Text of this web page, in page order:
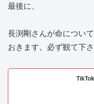
最後に、
長渕剛さんが命につい
おきます。必ず観て下さ